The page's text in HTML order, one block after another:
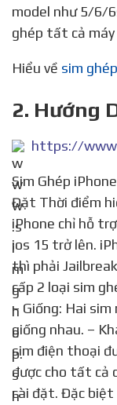
model như 5/6/
ghép tất cả
Hiểu về sim ghép
2. Hướng
Sim Ghép iPhone mới nhất 2022 – Hướng Dẫn Cài
Đặt Thời điểm
iPhone chỉ hỗ
ios 15 trở lên.
thì phải
cấp 2 loại sim
– Giống: Hai
giống nhau. –
sim điện thoại
được cho tất cả
cài đặt. Đặc biệt